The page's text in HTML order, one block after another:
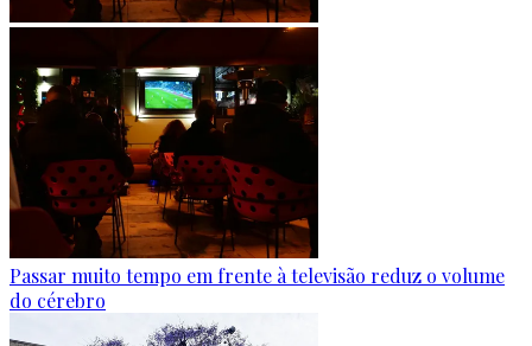
Passar muito tempo em frente à televisão reduz o volume
do cérebro